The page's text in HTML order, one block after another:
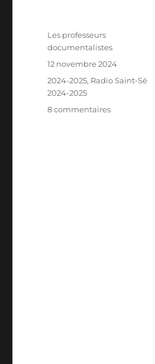
Auteur
Les professeurs
documentalistes
Publié
12 novembre 2024
Catégories
2024-2025, Radio Saint-Sé
2024-2025
8 commentairessur